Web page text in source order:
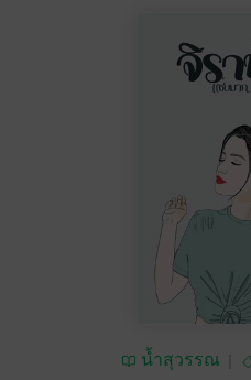
น้ำสุวรรณ